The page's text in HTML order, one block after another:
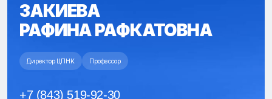
ЗАКИЕВА
РАФИНА РАФКАТОВНА
Директор ЦПНК Профессор
+7 (843) 519-92-30